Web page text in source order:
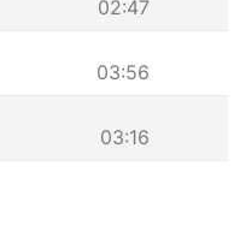
02:47
03:56
03:16